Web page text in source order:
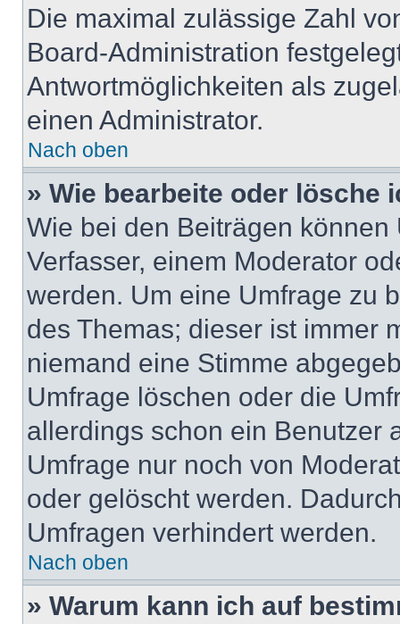
Die maximal zulässige Zahl
Board-Administration
Antwortmöglichkeiten als
einen Administrator.
Nach oben
» Wie bearbeite oder lösche
Wie bei den Beiträgen
Verfasser, einem Moderator
werden. Um eine Umfrage zu
des Themas; dieser ist immer
niemand eine Stimme
Umfrage löschen oder die
allerdings schon ein Benutzer
Umfrage nur noch von
oder gelöscht werden.
Umfragen verhindert werden.
Nach oben
» Warum kann ich auf